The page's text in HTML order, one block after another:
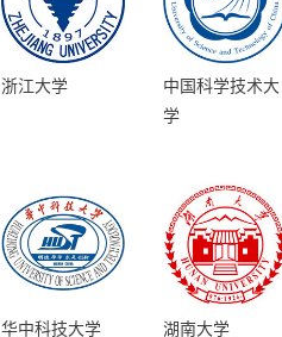
浙江大学
中国科学技术大
学
华中科技大学 湖南大学